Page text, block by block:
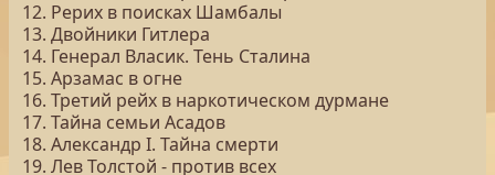
12. Рерих в поисках Шамбалы
13. Двойники Гитлера
14. Генерал Власик. Тень Сталина
15. Арзамас в огне
16. Третий рейх в наркотическом дурмане
17. Тайна семьи Асадов
18. Александр I. Тайна смерти
19. Лев Толстой - против всех